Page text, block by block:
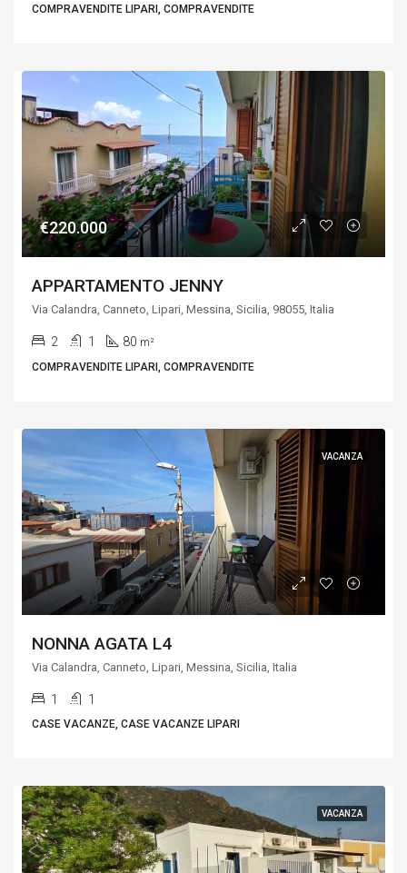
COMPRAVENDITE LIPARI, COMPRAVENDITE
€220.000
APPARTAMENTO JENNY
Via Calandra, Canneto, Lipari, Messina, Sicilia, 98055, Italia
2 1 80 m²
COMPRAVENDITE LIPARI, COMPRAVENDITE
VACANZA
NONNA AGATA L4
Via Calandra, Canneto, Lipari, Messina, Sicilia, Italia
1 1
CASE VACANZE, CASE VACANZE LIPARI
VACANZA